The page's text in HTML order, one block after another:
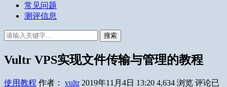
常见问题
测评信息
搜索
Vultr VPS实现文件传输与管理的教程
使用教程 作者： vultr 2019年11月4日 13:20 4,634 浏览 评论已